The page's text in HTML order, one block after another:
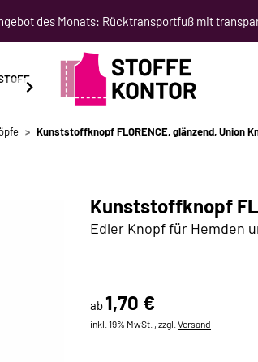
des Monats: Rücktransportfuß mit
SCHNITTMUSTER NÄHKURSE
Kunststoffknopf FLORENCE, glänzend, Union
Kunststoffknopf
Edler Knopf für Hemden
ab1,70 €
inkl. 19% MwSt. , zzgl. Versand